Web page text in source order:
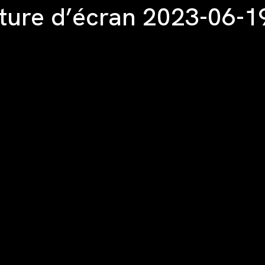
d’écran 2023-06-